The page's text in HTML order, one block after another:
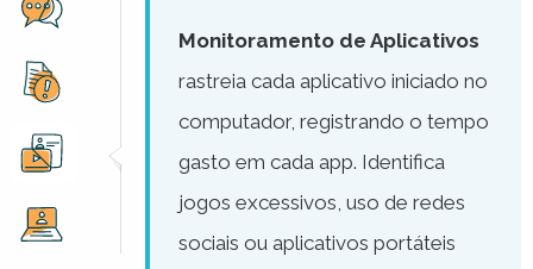
Monitoramento de Aplicativos
rastreia cada aplicativo iniciado no
computador, registrando o tempo
gasto em cada app. Identifica
jogos excessivos, uso de redes
sociais ou aplicativos portáteis